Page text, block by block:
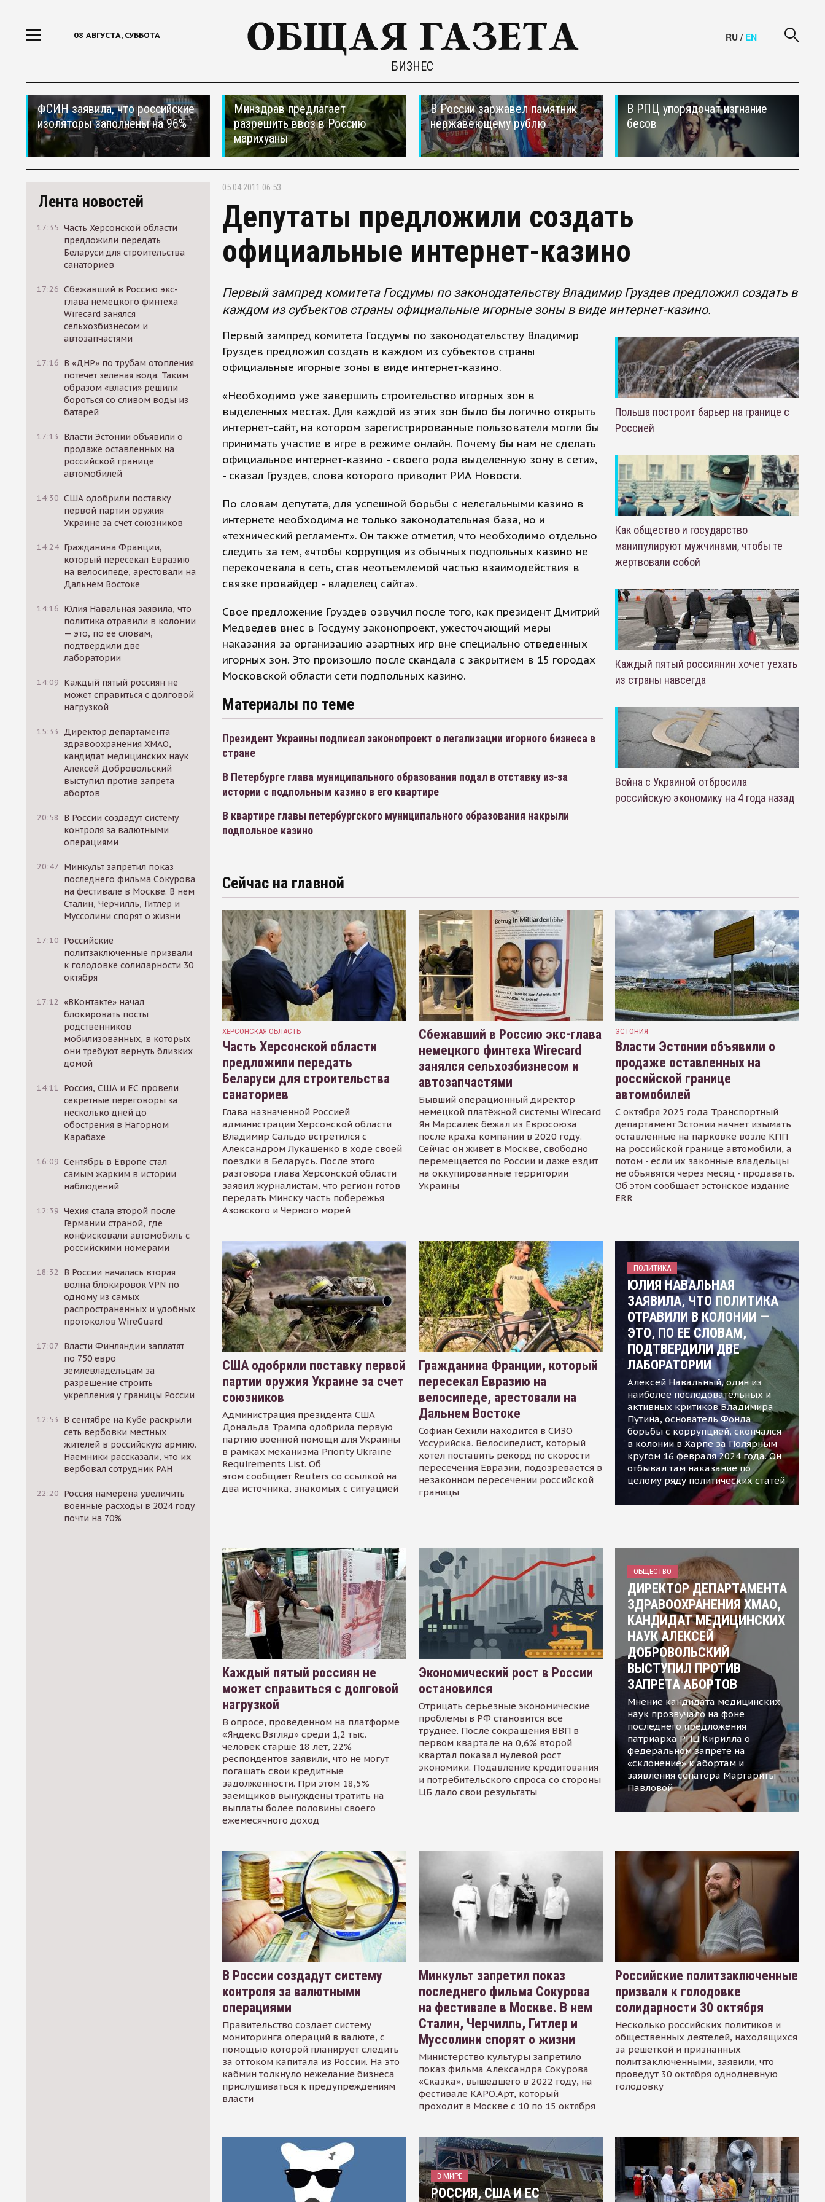
08 АВГУСТА, СУББОТА
БИЗНЕС
RU / EN
ФСИН заявила, что российские
изоляторы заполнены на 96%
Минздрав предлагает
разрешить ввоз в Россию
марихуаны
В России заржавел памятник
нержавеющему рублю
В РПЦ упорядочат изгнание
бесов
Лента новостей
17:35 Часть Херсонской области
предложили передать
Беларуси для строительства
санаториев
17:26 Сбежавший в Россию экс-
глава немецкого финтеха
Wirecard занялся
сельхозбизнесом и
автозапчастями
17:16 В «ДНР» по трубам отопления
потечет зеленая вода. Таким
образом «власти» решили
бороться со сливом воды из
батарей
17:13
Власти Эстонии объявили о
продаже оставленных на
российской границе
автомобилей
14:30 США одобрили поставку
первой партии оружия
Украине за счет союзников
14:24 Гражданина Франции,
который пересекал Евразию
на велосипеде, арестовали на
Дальнем Востоке
14:16 Юлия Навальная заявила, что
политика отравили в колонии
— это, по ее словам,
подтвердили две
лаборатории
14:09 Каждый пятый россиян не
может справиться с долговой
нагрузкой
15:33
Директор департамента
здравоохранения ХМАО,
кандидат медицинских наук
Алексей Добровольский
выступил против запрета
абортов
20:58
В России создадут систему
контроля за валютными
операциями
20:47 Минкульт запретил показ
последнего фильма Сокурова
на фестивале в Москве. В нем
Сталин, Черчилль, Гитлер и
Муссолини спорят о жизни
17:10 Российские
политзаключенные призвали
к голодовке солидарности 30
октября
17:12 «ВКонтакте» начал
блокировать посты
родственников
мобилизованных, в которых
они требуют вернуть близких
домой
14:11
Россия, США и ЕС провели
секретные переговоры за
несколько дней до
обострения в Нагорном
Карабахе
16:09 Сентябрь в Европе стал
самым жарким в истории
наблюдений
12:39 Чехия стала второй после
Германии страной, где
конфисковали автомобиль с
российскими номерами
18:32
В России началась вторая
волна блокировок VPN по
одному из самых
распространенных и удобных
протоколов WireGuard
17:07 Власти Финляндии заплатят
по 750 евро
землевладельцам за
разрешение строить
укрепления у границы России
12:53
В сентябре на Кубе раскрыли
сеть вербовки местных
жителей в российскую армию.
Наемники рассказали, что их
вербовал сотрудник РАН
22:20 Россия намерена увеличить
военные расходы в 2024 году
почти на 70%
05.04.2011 06:53
Депутаты предложили создать
официальные интернет-казино
Первый зампред комитета Госдумы по законодательству Владимир Груздев предложил создать в
каждом из субъектов страны официальные игорные зоны в виде интернет-казино.
Первый зампред комитета Госдумы по законодательству Владимир
Груздев предложил создать в каждом из субъектов страны
официальные игорные зоны в виде интернет-казино.
«Необходимо уже завершить строительство игорных зон в
выделенных местах. Для каждой из этих зон было бы логично открыть
интернет-сайт, на котором зарегистрированные пользователи могли бы
принимать участие в игре в режиме онлайн. Почему бы нам не сделать
официальное интернет-казино - своего рода выделенную зону в сети»,
- сказал Груздев, слова которого приводит РИА Новости.
По словам депутата, для успешной борьбы с нелегальными казино в
интернете необходима не только законодательная база, но и
«технический регламент». Он также отметил, что необходимо отдельно
следить за тем, «чтобы коррупция из обычных подпольных казино не
перекочевала в сеть, став неотъемлемой частью взаимодействия в
связке провайдер - владелец сайта».
Свое предложение Груздев озвучил после того, как президент Дмитрий
Медведев внес в Госдуму законопроект, ужесточающий меры
наказания за организацию азартных игр вне специально отведенных
игорных зон. Это произошло после скандала с закрытием в 15 городах
Московской области сети подпольных казино.
Материалы по теме
Президент Украины подписал законопроект о легализации игорного бизнеса в
стране
В Петербурге глава муниципального образования подал в отставку из-за
истории с подпольным казино в его квартире
В квартире главы петербургского муниципального образования накрыли
подпольное казино
Польша построит барьер на границе с
Россией
Как общество и государство
манипулируют мужчинами, чтобы те
жертвовали собой
Каждый пятый россиянин хочет уехать
из страны навсегда
Война с Украиной отбросила
российскую экономику на 4 года назад
Сейчас на главной
ХЕРСОНСКАЯ ОБЛАСТЬ
Часть Херсонской области
предложили передать
Беларуси для строительства
санаториев
Глава назначенной Россией
администрации Херсонской области
Владимир Сальдо встретился с
Александром Лукашенко в ходе своей
поездки в Беларусь. После этого
разговора глава Херсонской области
заявил журналистам, что регион готов
передать Минску часть побережья
Азовского и Черного морей
Сбежавший в Россию экс-глава
немецкого финтеха Wirecard
занялся сельхозбизнесом и
автозапчастями
Бывший операционный директор
немецкой платёжной системы Wirecard
Ян Марсалек бежал из Евросоюза
после краха компании в 2020 году.
Сейчас он живёт в Москве, свободно
перемещается по России и даже ездит
на оккупированные территории
Украины
ЭСТОНИЯ
Власти Эстонии объявили о
продаже оставленных на
российской границе
автомобилей
С октября 2025 года Транспортный
департамент Эстонии начнет изымать
оставленные на парковке возле КПП
на российской границе автомобили, а
потом - если их законные владельцы
не объявятся через месяц - продавать.
Об этом сообщает эстонское издание
ERR
США одобрили поставку первой
партии оружия Украине за счет
союзников
Администрация президента США
Дональда Трампа одобрила первую
партию военной помощи для Украины
в рамках механизма Priority Ukraine
Requirements List. Об
этом сообщает Reuters со ссылкой на
два источника, знакомых с ситуацией
Гражданина Франции, который
пересекал Евразию на
велосипеде, арестовали на
Дальнем Востоке
Софиан Сехили находится в СИЗО
Уссурийска. Велосипедист, который
хотел поставить рекорд по скорости
пересечения Евразии, подозревается в
незаконном пересечении российской
границы
ПОЛИТИКА
ЮЛИЯ НАВАЛЬНАЯ
ЗАЯВИЛА, ЧТО ПОЛИТИКА
ОТРАВИЛИ В КОЛОНИИ —
ЭТО, ПО ЕЕ СЛОВАМ,
ПОДТВЕРДИЛИ ДВЕ
ЛАБОРАТОРИИ
Алексей Навальный, один из
наиболее последовательных и
активных критиков Владимира
Путина, основатель Фонда
борьбы с коррупцией, скончался
в колонии в Харпе за Полярным
кругом 16 февраля 2024 года. Он
отбывал там наказание по
целому ряду политических статей
Каждый пятый россиян не
может справиться с долговой
нагрузкой
В опросе, проведенном на платформе
«Яндекс.Взгляд» среди 1,2 тыс.
человек старше 18 лет, 22%
респондентов заявили, что не могут
погашать свои кредитные
задолженности. При этом 18,5%
заемщиков вынуждены тратить на
выплаты более половины своего
ежемесячного доход
Экономический рост в России
остановился
Отрицать серьезные экономические
проблемы в РФ становится все
труднее. После сокращения ВВП в
первом квартале на 0,6% второй
квартал показал нулевой рост
экономики. Подавление кредитования
и потребительского спроса со стороны
ЦБ дало свои результаты
ОБЩЕСТВО
ДИРЕКТОР ДЕПАРТАМЕНТА
ЗДРАВООХРАНЕНИЯ ХМАО,
КАНДИДАТ МЕДИЦИНСКИХ
НАУК АЛЕКСЕЙ
ДОБРОВОЛЬСКИЙ
ВЫСТУПИЛ ПРОТИВ
ЗАПРЕТА АБОРТОВ
Мнение кандидата медицинских
наук прозвучало на фоне
последнего предложения
патриарха РПЦ Кирилла о
федеральном запрете на
«склонение» к абортам и
заявления сенатора Маргариты
Павловой
В России создадут систему
контроля за валютными
операциями
Правительство создает систему
мониторинга операций в валюте, с
помощью которой планирует следить
за оттоком капитала из России. На это
кабмин толкнуло нежелание бизнеса
прислушиваться к предупреждениям
власти
Минкульт запретил показ
последнего фильма Сокурова
на фестивале в Москве. В нем
Сталин, Черчилль, Гитлер и
Муссолини спорят о жизни
Министерство культуры запретило
показ фильма Александра Сокурова
«Сказка», вышедшего в 2022 году, на
фестивале КАРО.Арт, который
проходит в Москве с 10 по 15 октября
Российские политзаключенные
призвали к голодовке
солидарности 30 октября
Несколько российских политиков и
общественных деятелей, находящихся
за решеткой и признанных
политзаключенными, заявили, что
проведут 30 октября однодневную
голодовку
В МИРЕ
РОССИЯ, США И ЕС